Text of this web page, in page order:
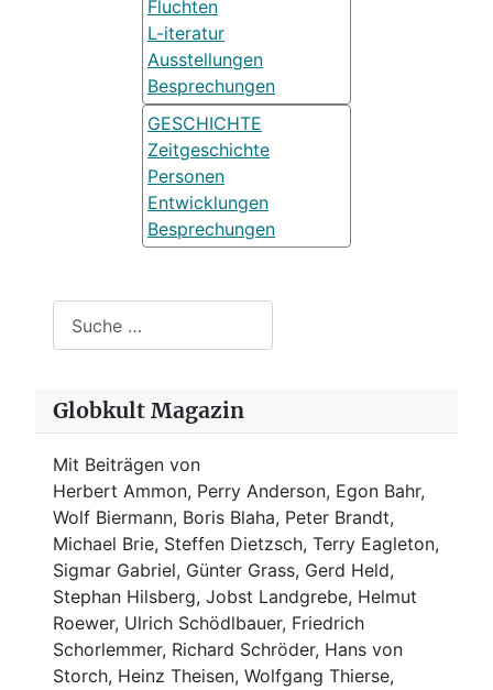
Fluchten
L-iteratur
Ausstellungen
Besprechungen
GESCHICHTE
Zeitgeschichte
Personen
Entwicklungen
Besprechungen
Globkult Magazin
Mit Beiträgen von
Herbert Ammon, Perry Anderson, Egon Bahr,
Wolf Biermann, Boris Blaha, Peter Brandt,
Michael Brie, Steffen Dietzsch, Terry Eagleton,
Sigmar Gabriel, Günter Grass, Gerd Held,
Stephan Hilsberg, Jobst Landgrebe, Helmut
Roewer, Ulrich Schödlbauer, Friedrich
Schorlemmer, Richard Schröder, Hans von
Storch, Heinz Theisen, Wolfgang Thierse,